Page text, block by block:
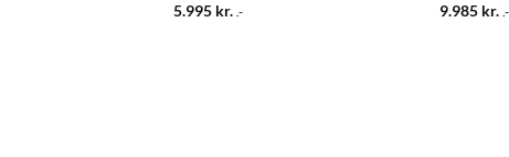
5.995 kr. .- 9.985 kr. .-